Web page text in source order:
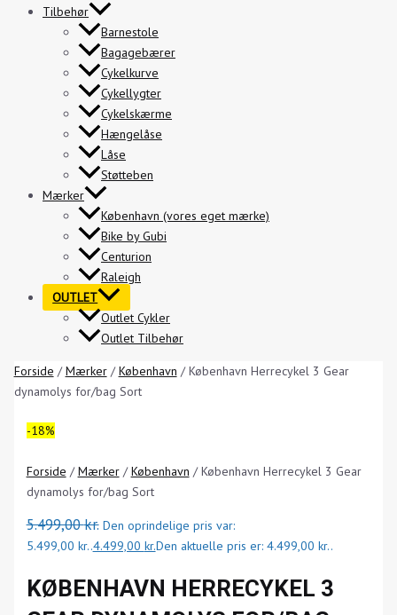
Tilbehør
Barnestole
Bagagebærer
Cykelkurve
Cykellygter
Cykelskærme
Hængelåse
Låse
Støtteben
Mærker
København (vores eget mærke)
Bike by Gubi
Centurion
Raleigh
OUTLET
Outlet Cykler
Outlet Tilbehør
Forside /Mærker/København / København Herrecykel 3 Gear
dynamolys for/bag Sort
-18%
Forside /Mærker/København / København Herrecykel 3 Gear
dynamolys for/bag Sort
5.499,00kr. Den oprindelige pris var:
5.499,00 kr..4.499,00 kr.Den aktuelle pris er: 4.499,00 kr..
KØBENHAVN HERRECYKEL 3